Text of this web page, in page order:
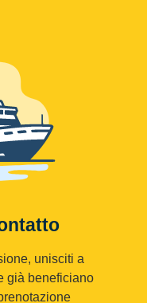
unisciti a
già beneficiano